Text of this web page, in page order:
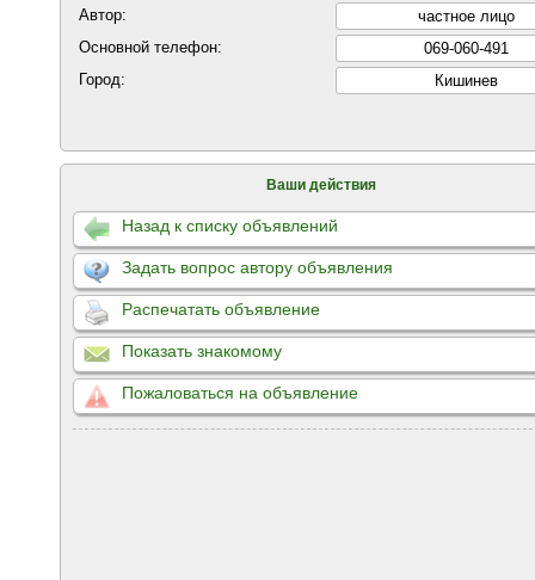
Автор:
частнoе лицo
Основной телефон:
069-060-491
Город:
Кишинев
Ваши действия
Назад к списку объявлений
Задать вопрос автору объявления
Распечатать объявление
Показать знакомому
Пожаловаться на объявление